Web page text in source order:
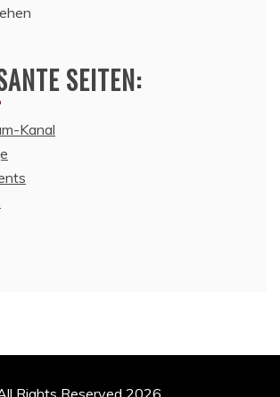
SEITEN:
Kanal
Rights Reserved 2026.